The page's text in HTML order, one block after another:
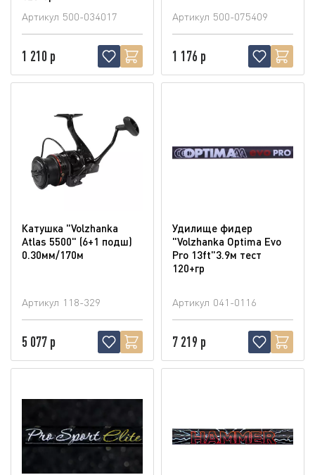
Артикул 500-034017
1 210 р
Артикул 500-075409
1 176 р
Катушка "Volzhanka
Atlas 5500" (6+1 подш)
0.30мм/170м
Артикул 118-329
5 077 р
Удилище фидер
"Volzhanka Optima Evo
Pro 13ft"3.9м тест
120+гр
Артикул 041-0116
7 219 р